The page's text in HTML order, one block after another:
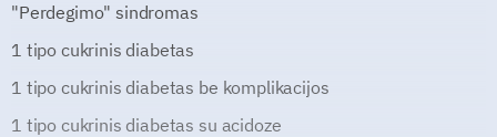
"Perdegimo" sindromas
1 tipo cukrinis diabetas
1 tipo cukrinis diabetas be komplikacijos
1 tipo cukrinis diabetas su acidoze